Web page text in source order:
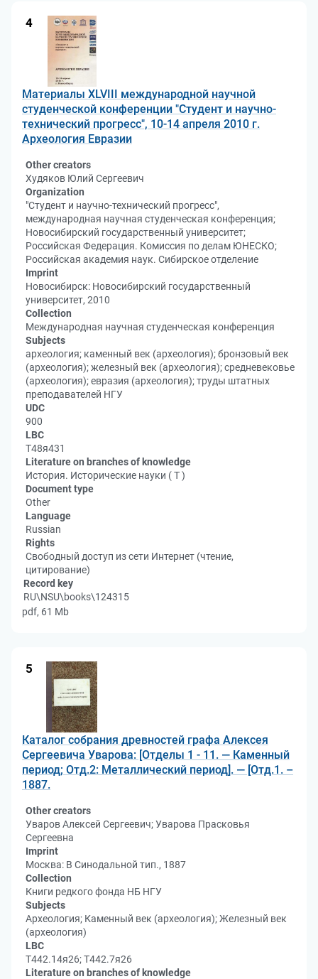
4
Материалы XLVIII международной научной
студенческой конференции "Студент и научно-
технический прогресс", 10-14 апреля 2010 г.
Археология Евразии
Other creators
Худяков Юлий Сергеевич
Organization
"Студент и научно-технический прогресс",
международная научная студенческая конференция;
Новосибирский государственный университет;
Российская Федерация. Комиссия по делам ЮНЕСКО;
Российская академия наук. Сибирское отделение
Imprint
Новосибирск: Новосибирский государственный
университет, 2010
Collection
Международная научная студенческая конференция
Subjects
археология; каменный век (археология); бронзовый век
(археология); железный век (археология); средневековье
(археология); евразия (археология); труды штатных
преподавателей НГУ
UDC
900
LBC
Т48я431
Literature on branches of knowledge
История. Исторические науки ( Т )
Document type
Other
Language
Russian
Rights
Свободный доступ из сети Интернет (чтение,
цитирование)
Record key
RU\NSU\books\124315
pdf, 61 Mb
5
Каталог собрания древностей графа Алексея
Сергеевича Уварова: [Отделы 1 - 11. — Каменный
период; Отд.2: Металлический период]. — [Отд.1. –
1887.
Other creators
Уваров Алексей Сергеевич; Уварова Прасковья
Сергеевна
Imprint
Москва: В Синодальной тип., 1887
Collection
Книги редкого фонда НБ НГУ
Subjects
Археология; Каменный век (археология); Железный век
(археология)
LBC
Т442.14я26; Т442.7я26
Literature on branches of knowledge